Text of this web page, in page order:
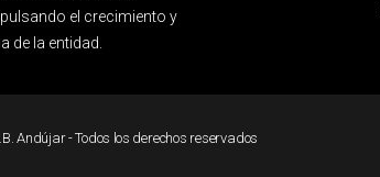
el crecimiento y
de la entidad.
Andújar - Todos los derechos reservados